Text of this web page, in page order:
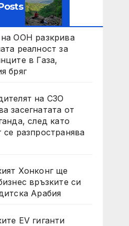
ООН разкрива
реалност за
в Газа,
бряг
на СЗО
засегнатата от
след като
се разпространява
Хонконг ще
връзките си
Арабия
EV гиганти